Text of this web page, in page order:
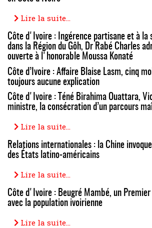
Lire la suite...
Côte d'Ivoire : Ingérence partisane et à
dans la Région du Gôh, Dr Rabé Charles
ouverte à l'honorable Moussa Konaté
Côte d’Ivoire : Affaire Blaise Lasm, cinq
toujours aucune explication
Côte d'Ivoire : Téné Birahima Ouattara,
ministre, la consécration d’un parcours
Lire la suite...
Relations internationales : la Chine
des États latino-américains
Lire la suite...
Côte d'Ivoire : Beugré Mambé, un
avec la population ivoirienne
Lire la suite...